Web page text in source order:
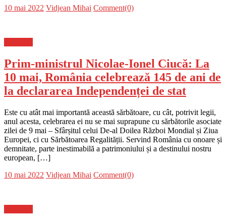
Posted
10 mai 2022 Author
Vidjean Mihai Comment(0)
Prim-ministrul Nicolae-Ionel Ciucă: La
10 mai, România celebrează 145 de ani de
la declararea Independenței de stat
Este cu atât mai importantă această sărbătoare, cu cât, potrivit legii,
anul acesta, celebrarea ei nu se mai suprapune cu sărbătorile asociate
zilei de 9 mai – Sfârșitul celui De-al Doilea Război Mondial și Ziua
Europei, ci cu Sărbătoarea Regalității. Servind România cu onoare și
demnitate, parte inestimabilă a patrimoniului și a destinului nostru
european, […]
Posted
10 mai 2022 Author
Vidjean Mihai Comment(0)